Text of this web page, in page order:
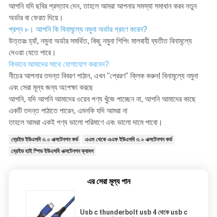
আপনি যদি ছবির প্রস্তাব দেন, তাহলে আমরা আপনার সমস্যা সমাধান করব নতুন
অর্ডার বা ফেরত দিয়ে।
প্রশ্ন ৮। আপনি কি বিনামূল্যে নমুনা অর্ডার গ্রহণ করেন?
উত্তরঃ হ্যাঁ, নমুনা অর্ডার সমর্থিত, কিছু নমুনা শিপিং মালবাহী ব্যতীত বিনামূল্যে
দেওয়া যেতে পারে।
কিভাবে আমাদের সাথে যোগাযোগ করবেন?
নীচের আপনার তদন্ত বিবরণ পাঠান, এখন "প্রেরণ" ক্লিক করুন! বিনামূল্যে নমুনা
এবং সেরা মূল্য জন্য অপেক্ষা করছে
আপনি, যদি আপনি আমাদের ওয়েব পণ্য খুঁজে পাচ্ছেন না, আপনি আমাদের কাছে
একটি তদন্ত পাঠাতে পারেন, এমনকি যদি আমরা না
তাহলে আমরা একই পণ্য ভালো পরিমাণে এবং ভালো দামে পাবো।
ব্রেইড ইউএসবি ৩.০ এক্সটেনশন কর্ড
এএম থেকে এএফ ইউএসবি ৩.০ এক্সটেনশন কর্ড
ব্রেইড হাই স্পিড ইউএসবি এক্সটেনশন ক্যাবল
এর সেরা মূল্য পান
Usb c thunderbolt usb 4 থেকে usb c